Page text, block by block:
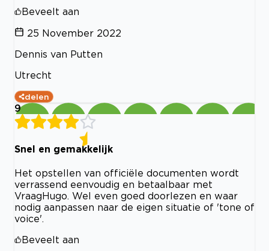
Beveelt aan
25 November 2022
Dennis van Putten
Utrecht
delen
9
Snel en gemakkelijk
Het opstellen van officiële documenten wordt
verrassend eenvoudig en betaalbaar met
VraagHugo. Wel even goed doorlezen en waar
nodig aanpassen naar de eigen situatie of 'tone of
voice'.
Beveelt aan